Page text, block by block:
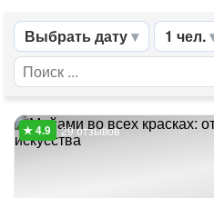
Выбрать дату 1 чел.
29 отзывов